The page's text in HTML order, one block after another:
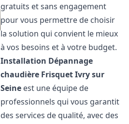
gratuits et sans engagement
pour vous permettre de choisir
la solution qui convient le mieux
à vos besoins et à votre budget.
Installation Dépannage
chaudière FrisquetIvry sur
Seine est une équipe de
professionnels qui vous garantit
des services de qualité, avec des